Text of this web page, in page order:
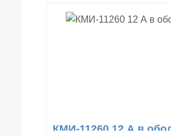
КМИ-11260 12 А в